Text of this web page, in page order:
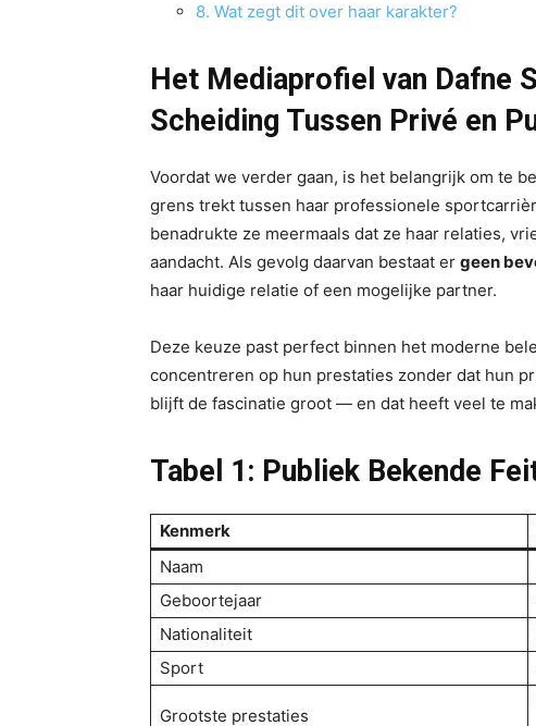
8. Wat zegt dit over haar karakter?
Het Mediaprofiel van Dafne
Scheiding Tussen Privé en
Voordat we verder gaan, is het belangrijk om te
grens trekt tussen haar professionele
benadrukte ze meermaals dat ze haar relaties,
aandacht. Als gevolg daarvan bestaat er geen
haar huidige relatie of een mogelijke partner.
Deze keuze past perfect binnen het moderne
concentreren op hun prestaties zonder dat hun
blijft de fascinatie groot — en dat heeft veel te
Tabel 1: Publiek Bekende
Kenmerk
Naam
Geboortejaar
Nationaliteit
Sport
Grootste prestaties